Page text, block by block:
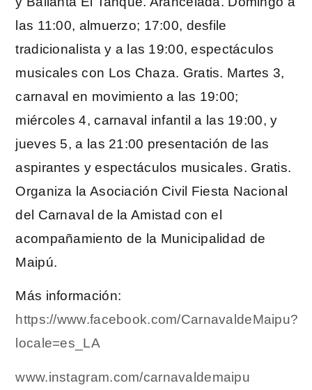
las 11:00, almuerzo; 17:00, desfile
tradicionalista y a las 19:00, espectáculos
musicales con Los Chaza. Gratis. Martes 3,
carnaval en movimiento a las 19:00;
miércoles 4, carnaval infantil a las 19:00, y
jueves 5, a las 21:00 presentación de las
aspirantes y espectáculos musicales. Gratis.
Organiza la Asociación Civil Fiesta Nacional
del Carnaval de la Amistad con el
acompañamiento de la Municipalidad de
Maipú.
Más información:
https://www.facebook.com/CarnavaldeMaipu?
locale=es_LA
www.instagram.com/carnavaldemaipu